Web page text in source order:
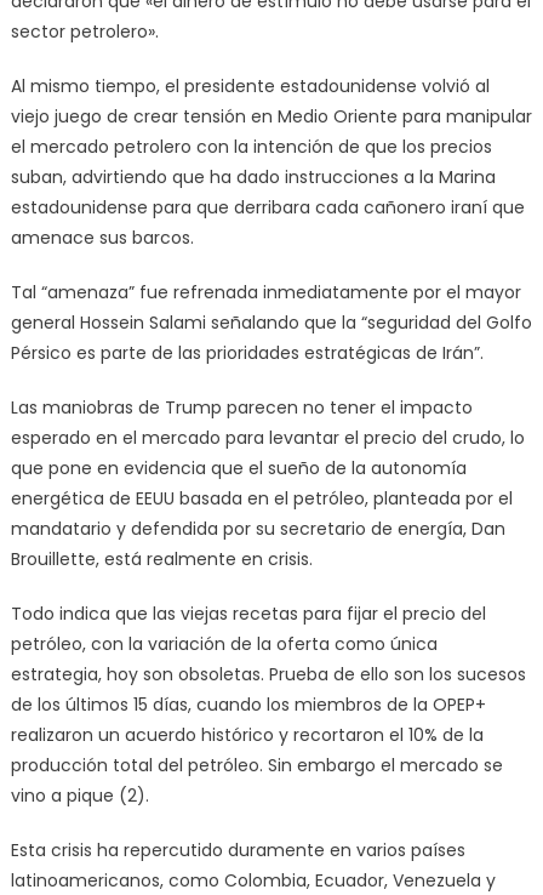
sector petrolero».
Al mismo tiempo, el presidente estadounidense volvió al
viejo juego de crear tensión en Medio Oriente para manipular
el mercado petrolero con la intención de que los precios
suban, advirtiendo que ha dado instrucciones a la Marina
estadounidense para que derribara cada cañonero iraní que
amenace sus barcos.
Tal “amenaza” fue refrenada inmediatamente por el mayor
general Hossein Salami señalando que la “seguridad del Golfo
Pérsico es parte de las prioridades estratégicas de Irán”.
Las maniobras de Trump parecen no tener el impacto
esperado en el mercado para levantar el precio del crudo, lo
que pone en evidencia que el sueño de la autonomía
energética de EEUU basada en el petróleo, planteada por el
mandatario y defendida por su secretario de energía, Dan
Brouillette, está realmente en crisis.
Todo indica que las viejas recetas para fijar el precio del
petróleo, con la variación de la oferta como única
estrategia, hoy son obsoletas. Prueba de ello son los sucesos
de los últimos 15 días, cuando los miembros de la OPEP+
realizaron un acuerdo histórico y recortaron el 10% de la
producción total del petróleo. Sin embargo el mercado se
vino a pique (2).
Esta crisis ha repercutido duramente en varios países
latinoamericanos, como Colombia, Ecuador, Venezuela y